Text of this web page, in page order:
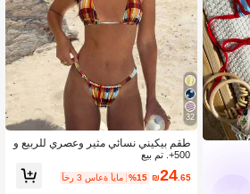
32
طقم بيكيني نسائي مثير وعصري للربيع و
الصيف بنقشة مربعات ملونة ونقاط بولكا،
للعطلات والشاطئ
500+. تم بيع
₪24.65
%15 آخر 3 ساعة أيام